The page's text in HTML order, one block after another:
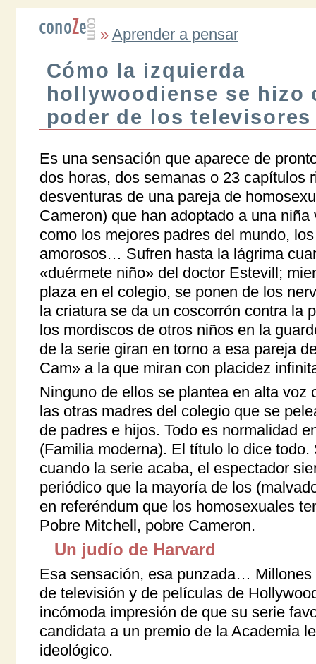
» Aprender a pensar
Cómo la izquierda
hollywoodiense se hizo
poder de los televisores
Es una sensación que aparece de
dos horas, dos semanas o 23 capítulos
desventuras de una pareja de
Cameron) que han adoptado a una
como los mejores padres del mundo,
amorosos… Sufren hasta la lágrima
«duérmete niño» del doctor Estevill;
plaza en el colegio, se ponen de los
la criatura se da un coscorrón contra la
los mordiscos de otros niños en la
de la serie giran en torno a esa pareja
Cam» a la que miran con placidez
Ninguno de ellos se plantea en alta voz
las otras madres del colegio que se
de padres e hijos. Todo es normalidad
(Familia moderna). El título lo dice
cuando la serie acaba, el espectador
periódico que la mayoría de los
en referéndum que los homosexuales
Pobre Mitchell, pobre Cameron.
Un judío de Harvard
Esa sensación, esa punzada…
de televisión y de películas de
incómoda impresión de que su serie
candidata a un premio de la Academia
ideológico.